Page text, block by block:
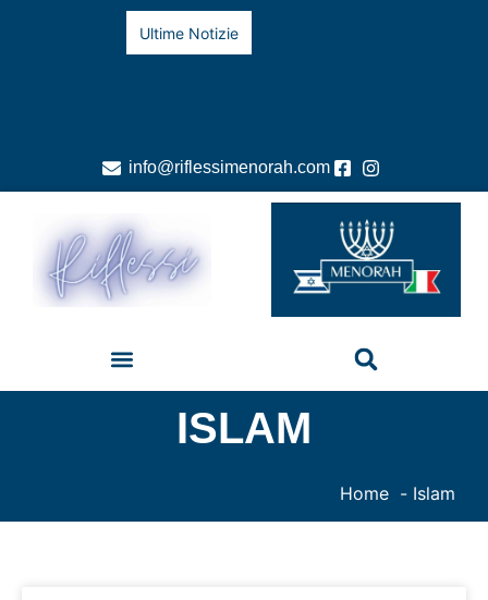
Ultime Notizie
info@riflessimenorah.com
ISLAM
Home Islam